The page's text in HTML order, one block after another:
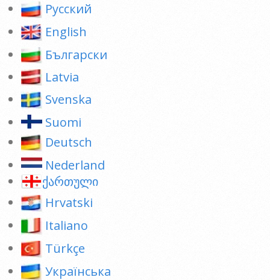
Pусский
English
Български
Latvia
Svenska
Suomi
Deutsch
Nederland
ქართული
Hrvatski
Italiano
Türkçe
Українська